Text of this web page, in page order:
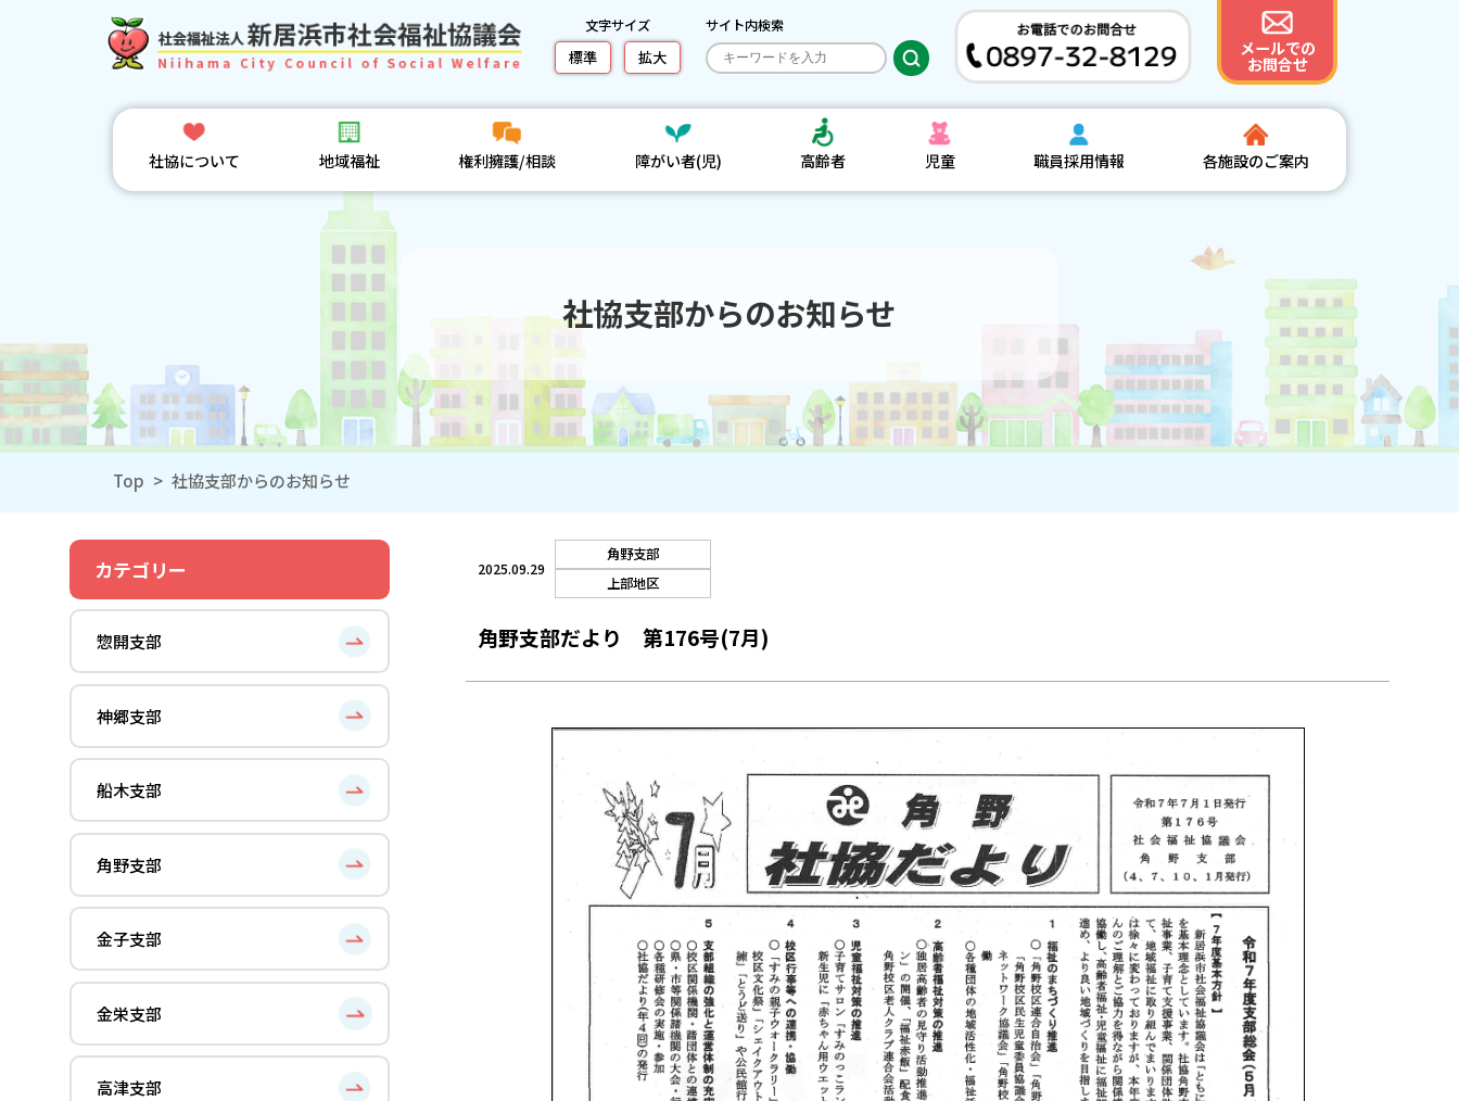
文字サイズ
標準 拡大
サイト内検索
メールでの
お問合せ
社協について 地域福祉 権利擁護/相談 障がい者(児) 高齢者 児童 職員採用情報 各施設のご案内
社協支部からのお知らせ
Top > 社協支部からのお知らせ
カテゴリー
惣開支部
神郷支部
船木支部
角野支部
金子支部
金栄支部
高津支部
2025.09.29
角野支部
上部地区
角野支部だより 第176号(7月)